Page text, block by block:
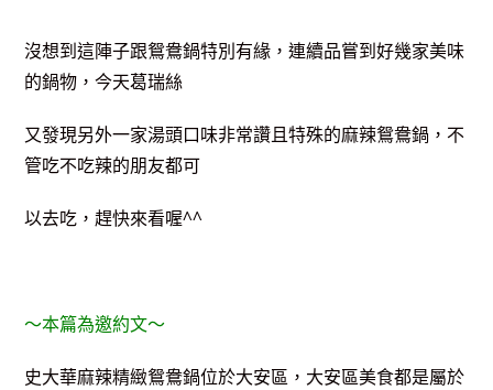
沒想到這陣子跟鴛鴦鍋特別有緣，連續品嘗到好幾家美味
的鍋物，今天葛瑞絲
又發現另外一家湯頭口味非常讚且特殊的麻辣鴛鴦鍋，不
管吃不吃辣的朋友都可
以去吃，趕快來看喔^^
～本篇為邀約文～
史大華麻辣精緻鴛鴦鍋位於大安區，大安區美食都是屬於